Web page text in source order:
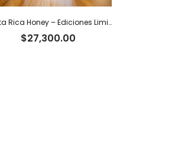
Costa Rica Honey – Ediciones Limitadas Tiger
$27,300.00